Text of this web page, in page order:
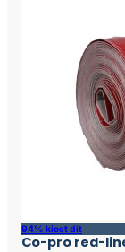
94% kiest dit
Co-pro red-